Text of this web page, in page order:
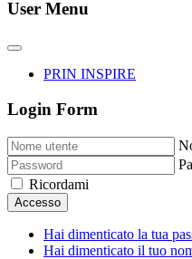
User Menu
PRIN INSPIRE
Login Form
Ricordami
Accesso
Hai dimenticato la tua
Hai dimenticato il tuo